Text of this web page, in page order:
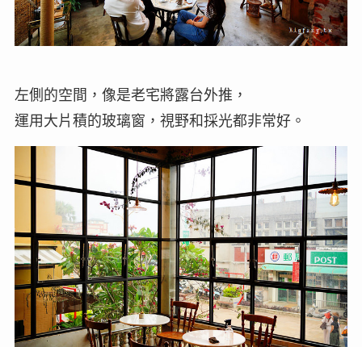
左側的空間，像是老宅將露台外推，
運用大片積的玻璃窗，視野和採光都非常好。